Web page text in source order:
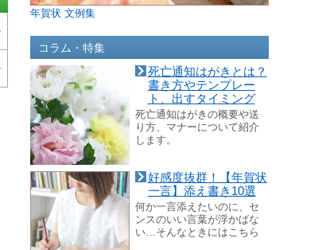
年賀状 文例集
コラム・特集
死亡通知はがきとは？
書き方やテンプレー
ト、出すタイミング
死亡通知はがきの概要や送
り方、マナーについて紹介
します。
好感度抜群！【年賀状
一言】添え書き10選
何か一言添えたいのに、セ
ンスのいい言葉が浮かばな
い…そんなときにはこちら